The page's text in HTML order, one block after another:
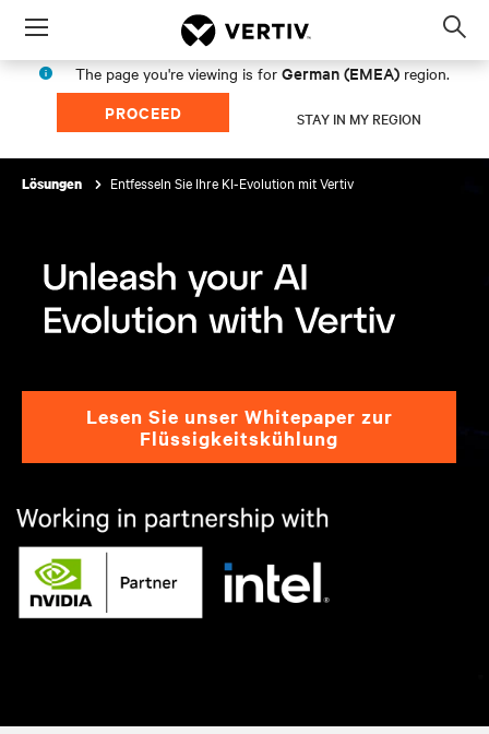
Menu
The page you're viewing is for German (EMEA) region.
PROCEED STAY IN MY REGION
Lösungen Entfesseln Sie Ihre KI-Evolution mit Vertiv
Lesen Sie unser Whitepaper zur
Flüssigkeitskühlung